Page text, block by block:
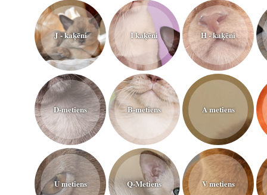
J - kaķēni I kaķēni H - kaķēni
D-metiens B-metiens A metiens
U metiens Q-Metiens V metiens